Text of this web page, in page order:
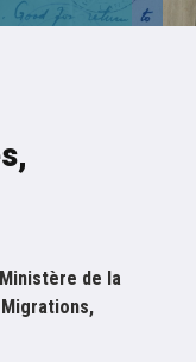
de la